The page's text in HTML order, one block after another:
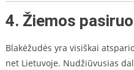
4. Žiemos
Blakėžudės yra visiškai
net Lietuvoje. Nudžiūvusias